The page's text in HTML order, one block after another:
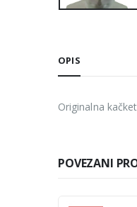
OPIS
Originalna
POVEZANI